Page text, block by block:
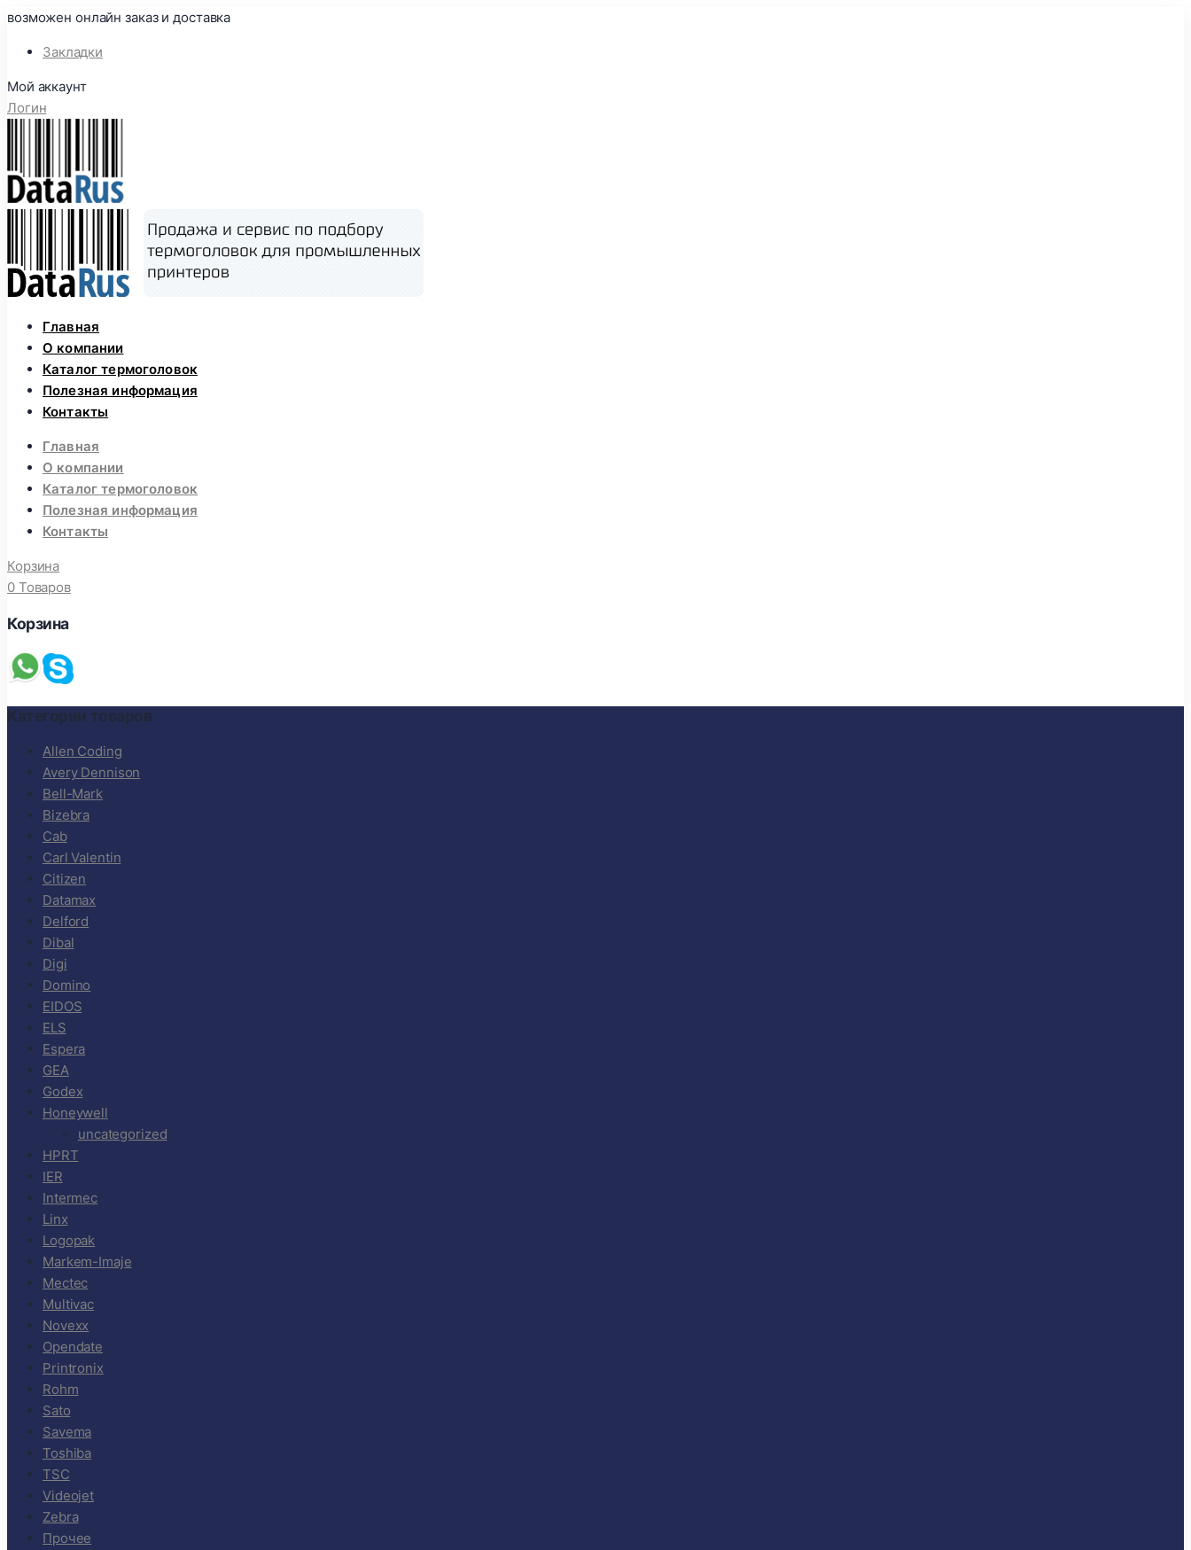
возможен онлайн заказ и доставка
Закладки
Мой аккаунт
Логин
Skip
content
Главная
О компании
Каталог термоголовок
Полезная информация
Контакты
Главная
О компании
Каталог термоголовок
Полезная информация
Контакты
Корзина
0 Товаров
Корзина
Категории товаров
Allen Coding
Avery Dennison
Bell-Mark
Bizebra
Cab
Carl Valentin
Citizen
Datamax
Delford
Dibal
Digi
Domino
EIDOS
ELS
Espera
GEA
Godex
Honeywell
uncategorized
HPRT
IER
Intermec
Linx
Logopak
Markem-Imaje
Mectec
Multivac
Novexx
Opendate
Printronix
Rohm
Sato
Savema
Toshiba
TSC
Videojet
Zebra
Прочее